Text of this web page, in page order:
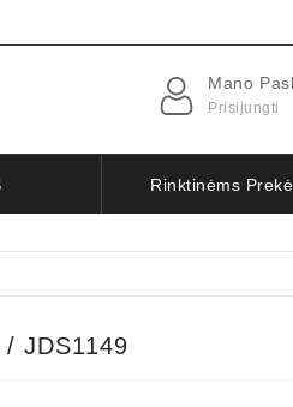
Mano
Prisijungti
Rinktinėms
JDS1149